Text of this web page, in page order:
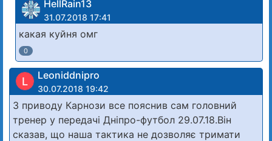
HellRain13
31.07.2018 17:41
какая куйня омг
0
L Leoniddnipro
30.07.2018 19:42
З приводу Карнози все пояснив сам головний
тренер у передачі Дніпро-футбол 29.07.18.Він
сказав, що наша тактика не дозволяє тримати